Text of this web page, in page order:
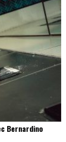
Bernardino